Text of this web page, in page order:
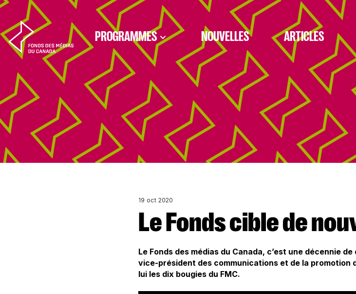
Aller au contenu
PROGRAMMES NOUVELLES ARTICLES
19 oct 2020
Le Fonds cible de
Le Fonds des médias du Canada, c’est une décennie
vice-président des communications et de la promotion
lui les dix bougies du FMC.